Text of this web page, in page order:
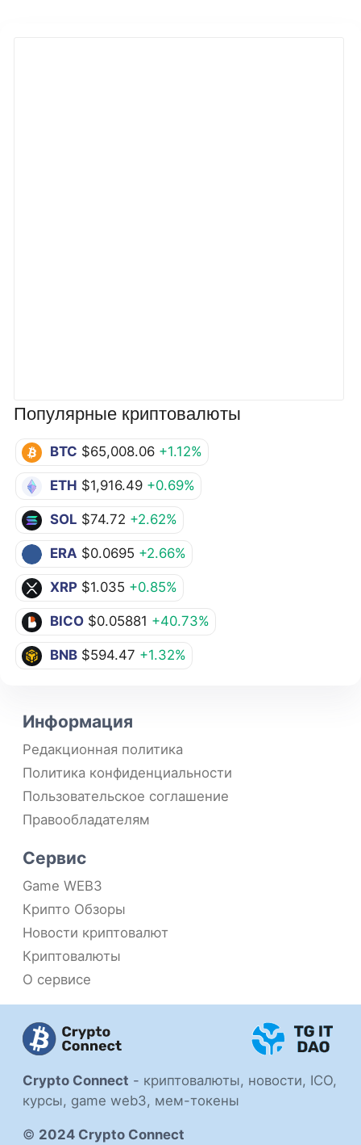
Популярные криптовалюты
BTC $65,008.06 +1.12%
ETH $1,916.49 +0.69%
SOL $74.72 +2.62%
ERA $0.0695 +2.66%
XRP $1.035 +0.85%
BICO $0.05881 +40.73%
BNB $594.47 +1.32%
Crypto Connect - криптовалюты, новости, ICO,
курсы, game web3, мем-токены
© 2024 Crypto Connect
Информация
Редакционная политика
Политика конфиденциальности
Пользовательское соглашение
Правообладателям
Сервис
Game WEB3
Крипто Обзоры
Новости криптовалют
Криптовалюты
О сервисе